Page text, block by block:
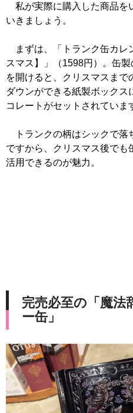
私が実際に購入した商品を
いきましょう。
まずは、「トランク缶カレ
スマス】」（1598円）。缶
を開けると、クリスマスまで
ダウンができる紙製ボックス
コレートがセットされていま
トランクの柄はシックで落
ですから、クリスマス後でも
活用できるのが魅力。
完売必至の「魔法
ー缶」